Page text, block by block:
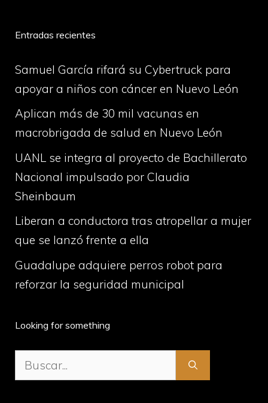
Entradas recientes
Samuel García rifará su Cybertruck para
apoyar a niños con cáncer en Nuevo León
Aplican más de 30 mil vacunas en
macrobrigada de salud en Nuevo León
UANL se integra al proyecto de Bachillerato
Nacional impulsado por Claudia
Sheinbaum
Liberan a conductora tras atropellar a mujer
que se lanzó frente a ella
Guadalupe adquiere perros robot para
reforzar la seguridad municipal
Looking for something
Buscar: